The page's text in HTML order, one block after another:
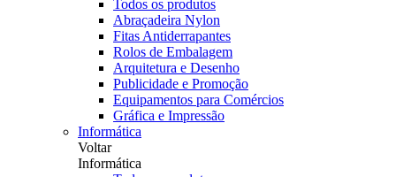
Todos os produtos
Abraçadeira Nylon
Fitas Antiderrapantes
Rolos de Embalagem
Arquitetura e Desenho
Publicidade e Promoção
Equipamentos para Comércios
Gráfica e Impressão
Informática
Voltar
Informática